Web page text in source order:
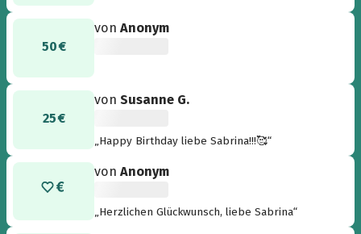
50 €
vonAnonym
25 €
vonSusanne G.
„Happy Birthday liebe Sabrina!!!🥰“
vonAnonym
„Herzlichen Glückwunsch, liebe Sabrina“